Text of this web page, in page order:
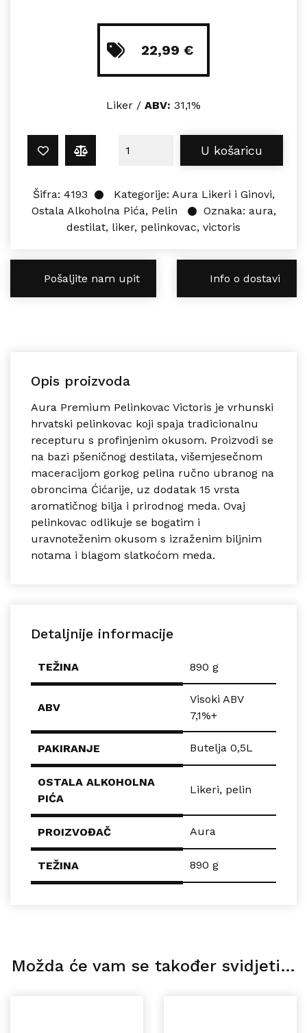
22,99 €
Liker / ABV: 31,1%
Aura VICTORIS PELINKOVAC 0,5L
U košaricu
Šifra: 4193 Kategorije: Aura Likeri i Ginovi,
Ostala Alkoholna Pića, Pelin Oznaka: aura,
destilat, liker, pelinkovac, victoris
Pošaljite nam upit Info o dostavi
Opis proizvoda
Aura Premium Pelinkovac Victoris je vrhunski
hrvatski pelinkovac koji spaja tradicionalnu
recepturu s profinjenim okusom. Proizvodi se
na bazi pšeničnog destilata, višemjesečnom
maceracijom gorkog pelina ručno ubranog na
obroncima Ćićarije, uz dodatak 15 vrsta
aromatičnog bilja i prirodnog meda. Ovaj
pelinkovac odlikuje se bogatim i
uravnoteženim okusom s izraženim biljnim
notama i blagom slatkoćom meda.
Detaljnije informacije
TEŽINA 890 g
ABV
Visoki ABV
7,1%+
PAKIRANJE Butelja 0,5L
OSTALA ALKOHOLNA
PIĆA
Likeri, pelin
PROIZVOĐAČ Aura
TEŽINA 890 g
Možda će vam se također svidjeti…